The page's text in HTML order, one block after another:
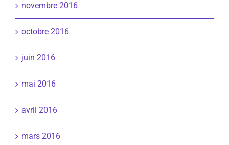
novembre 2016
octobre 2016
juin 2016
mai 2016
avril 2016
mars 2016